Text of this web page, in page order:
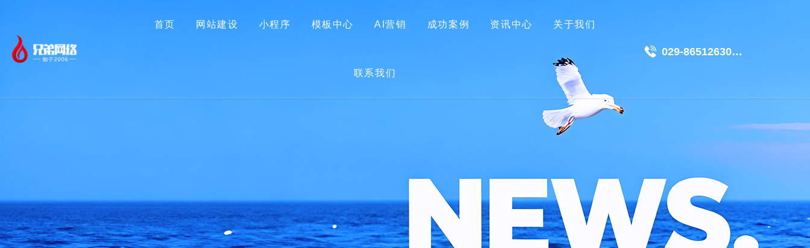
首页 网站建设 小程序 模板中心 AI营销 成功案例 资讯中心 关于我们
联系我们
029-86512630
首页 关于我们 网站建设 小程序 模板中心